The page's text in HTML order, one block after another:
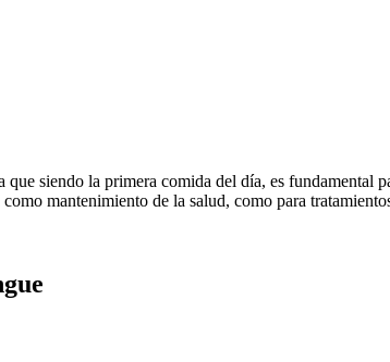
siendo la primera comida del día, es fundamental
mantenimiento de la salud, como para